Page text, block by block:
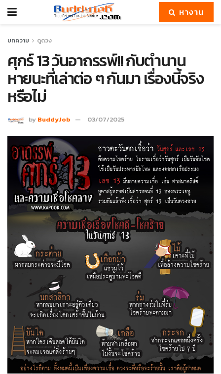
หางาน
บทความ ดูดวง
ศุกร์ 13 วันอาถรรพ์!! กับตำนาน
หายนะที่เล่าต่อ ๆ กันมา เรื่องนี้จริง
หรือไม่
by BuddyJob 03/07/2025